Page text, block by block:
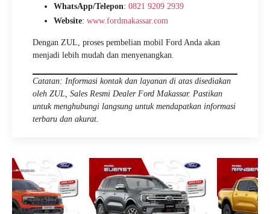
WhatsApp/Telepon: 0821 9209 2939
Website: www.fordmakassar.com
Dengan ZUL, proses pembelian mobil Ford Anda akan
menjadi lebih mudah dan menyenangkan.
Catatan: Informasi kontak dan layanan di atas disediakan
oleh ZUL, Sales Resmi Dealer Ford Makassar. Pastikan
untuk menghubungi langsung untuk mendapatkan informasi
terbaru dan akurat.